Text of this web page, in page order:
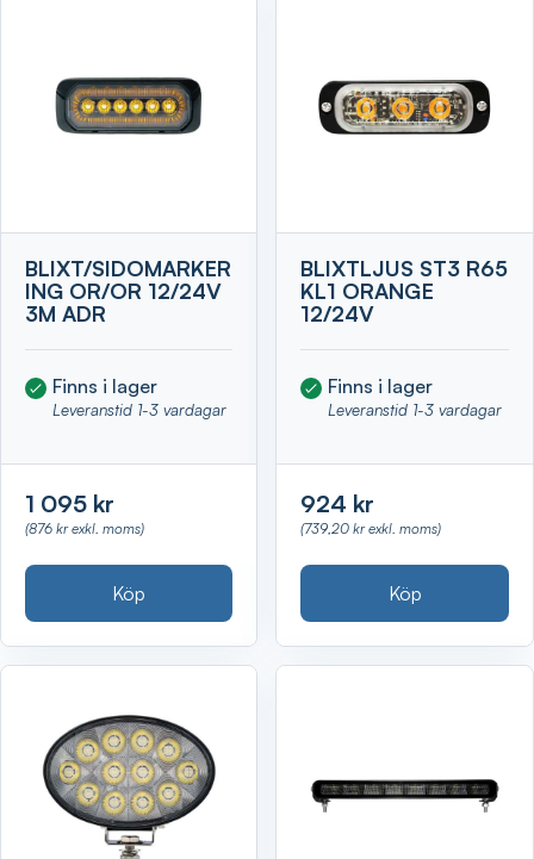
BLIXT/SIDOMARKER
ING OR/OR 12/24V
3M ADR
Finns i lager
Leveranstid 1-3 vardagar
1 095 kr
(876 kr exkl. moms)
Köp
BLIXTLJUS ST3 R65
KL1 ORANGE
12/24V
Finns i lager
Leveranstid 1-3 vardagar
924 kr
(739,20 kr exkl. moms)
Köp